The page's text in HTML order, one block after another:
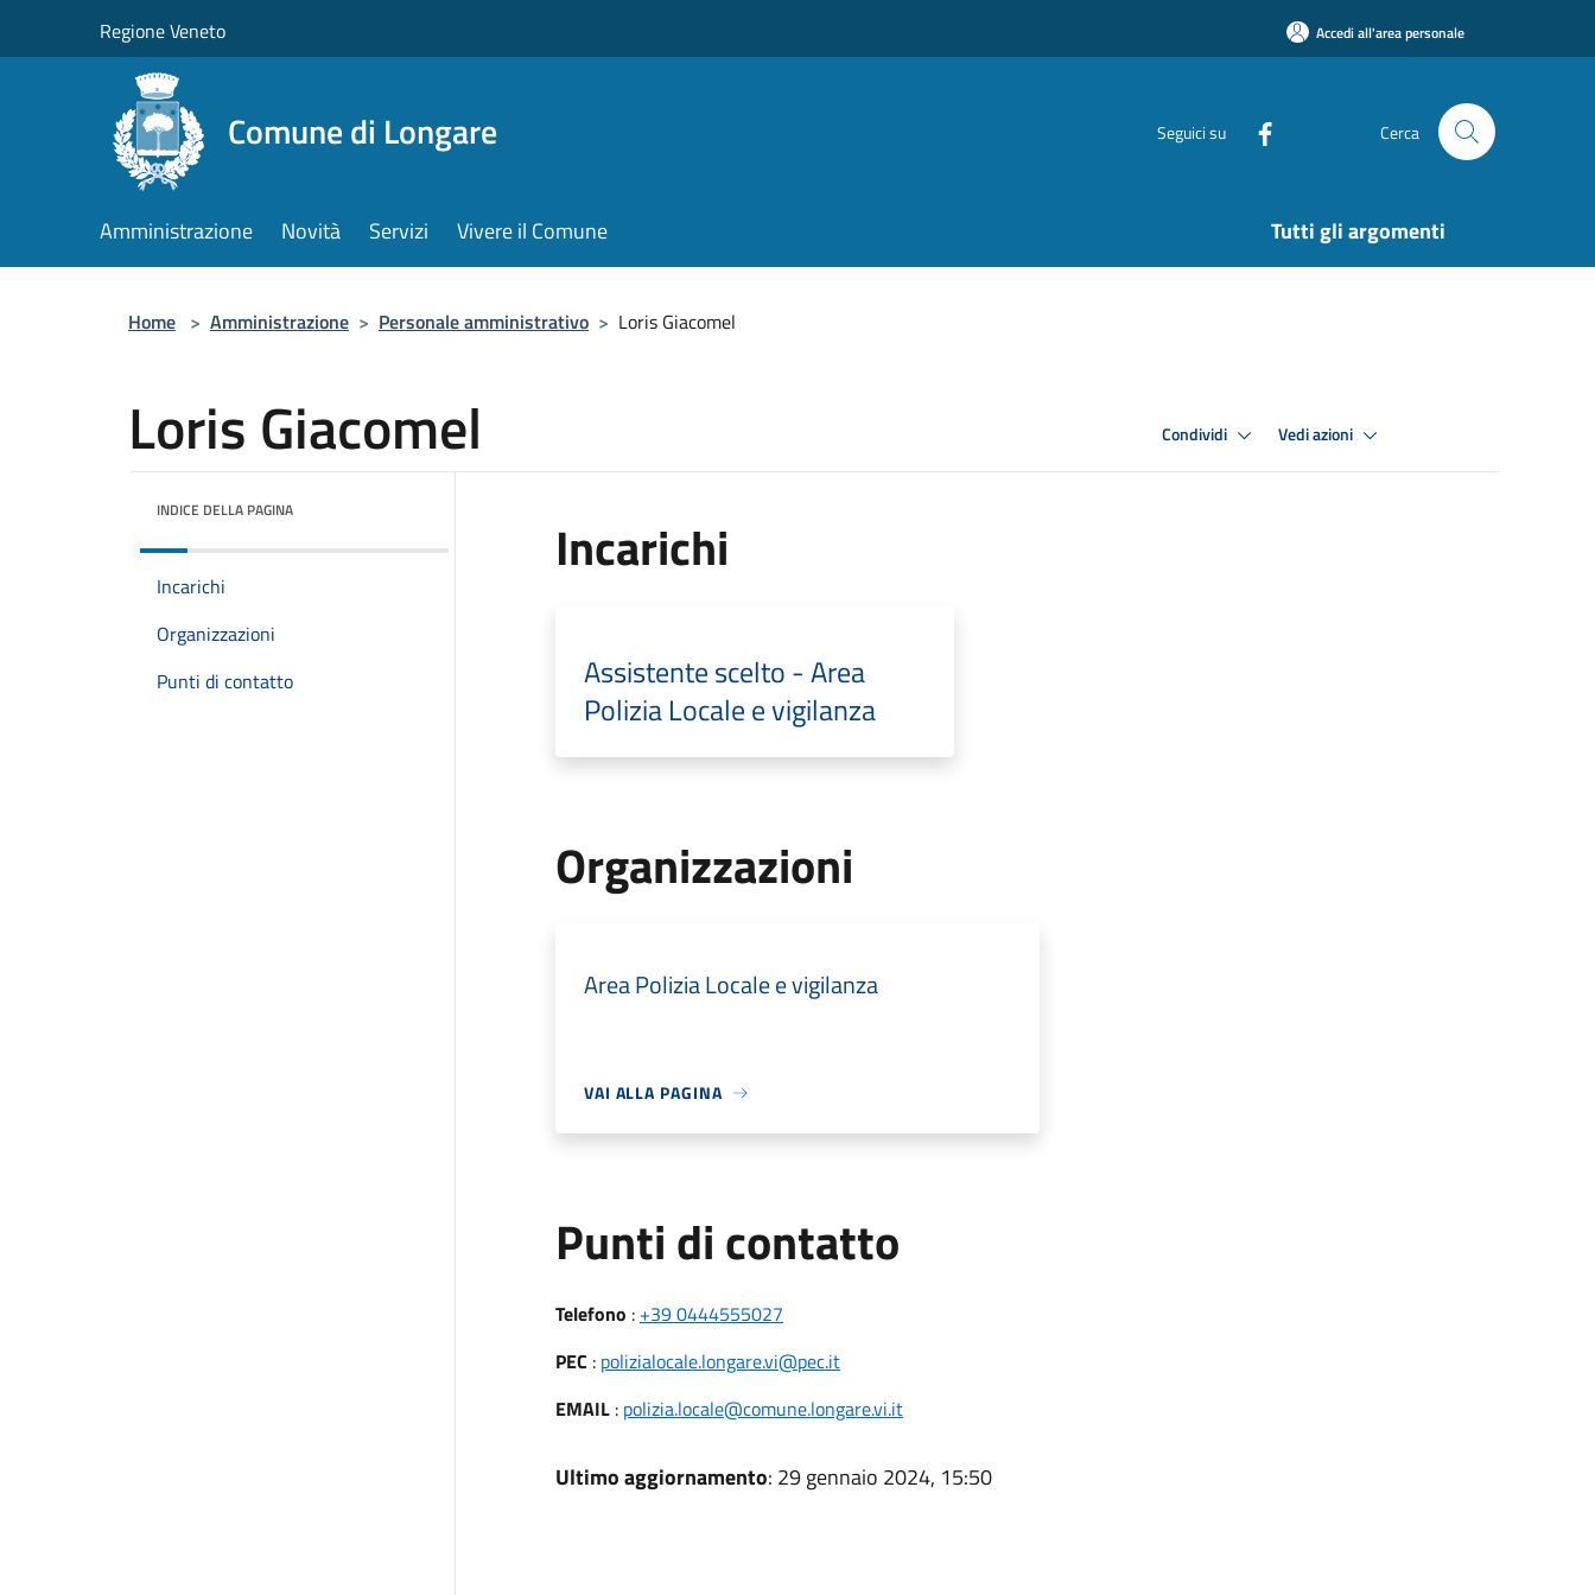
Regione Veneto Accedi all'area personale
Comune di Longare Seguici su Cerca
Amministrazione Novità Servizi Vivere il Comune Tutti gli argomenti
Home > Amministrazione > Personale amministrativo > Loris Giacomel
Loris Giacomel Condividi Vedi azioni
INDICE DELLA PAGINA
Incarichi
Organizzazioni
Punti di contatto
Incarichi
Assistente scelto - Area
Polizia Locale e vigilanza
Organizzazioni
Area Polizia Locale e vigilanza
VAI ALLA PAGINA
Punti di contatto
Telefono : +39 0444555027
PEC : polizialocale.longare.vi@pec.it
EMAIL: polizia.locale@comune.longare.vi.it
Ultimo aggiornamento: 29 gennaio 2024, 15:50